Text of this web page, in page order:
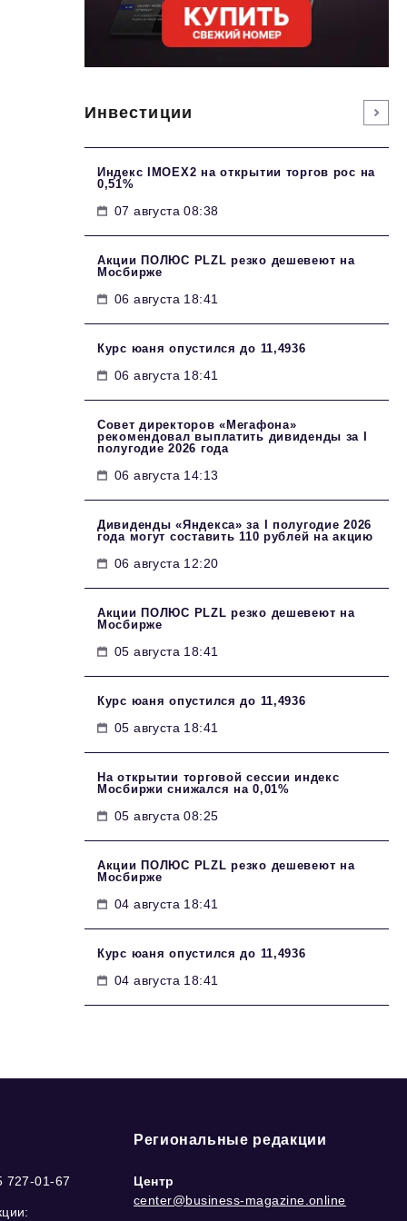
Инвестиции
Индекс IMOEX2 на открытии торгов рос на
0,51%
07 августа 08:38
Акции ПОЛЮС PLZL резко дешевеют на
Мосбирже
06 августа 18:41
Курс юаня опустился до 11,4936
06 августа 18:41
Совет директоров «Мегафона»
рекомендовал выплатить дивиденды за I
полугодие 2026 года
06 августа 14:13
Дивиденды «Яндекса» за I полугодие 2026
года могут составить 110 рублей на акцию
06 августа 12:20
Акции ПОЛЮС PLZL резко дешевеют на
Мосбирже
05 августа 18:41
Курс юаня опустился до 11,4936
05 августа 18:41
На открытии торговой сессии индекс
Мосбиржи снижался на 0,01%
05 августа 08:25
Акции ПОЛЮС PLZL резко дешевеют на
Мосбирже
04 августа 18:41
Курс юаня опустился до 11,4936
04 августа 18:41
727-01-67
Региональные редакции
Центр
center@business-magazine.online